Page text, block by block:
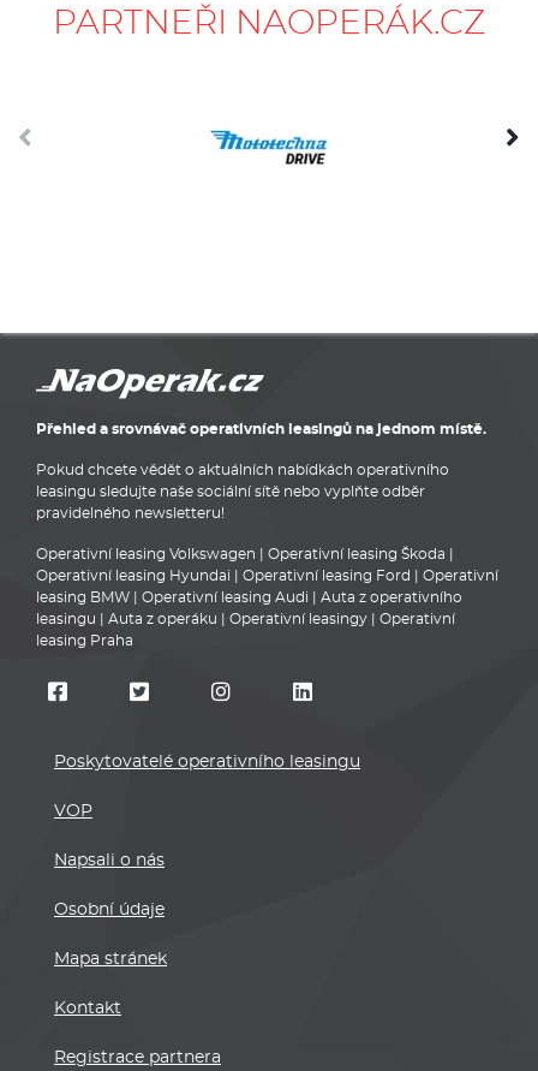
PARTNEŘI NAOPERÁK.CZ
Přehled a srovnávač operativních leasingů na jednom místě.
Pokud chcete vědět o aktuálních nabídkách operativního
leasingu sledujte naše sociální sítě nebo vyplňte odběr
pravidelného newsletteru!
Operativní leasing Volkswagen Operativní leasing Škoda
Operativní leasing Hyundai
Operativní leasing Ford
Operativní
leasing BMW
Operativní leasing Audi
Auta z operativního
leasingu
Auta z operáku Operativní leasingy
Operativní
leasing Praha
Poskytovatelé operativního leasingu
VOP
Napsali o nás
Osobní údaje
Mapa stránek
Kontakt
Registrace partnera